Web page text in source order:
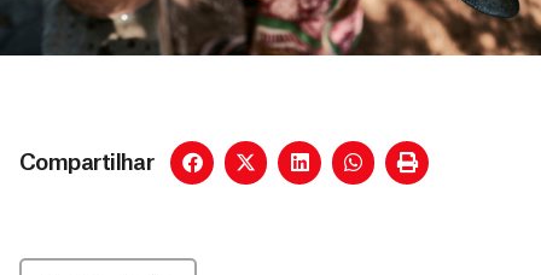
Compartilhar